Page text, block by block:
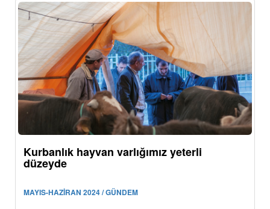
Kurbanlık hayvan varlığımız yeterli
düzeyde
MAYIS-HAZİRAN 2024 / GÜNDEM